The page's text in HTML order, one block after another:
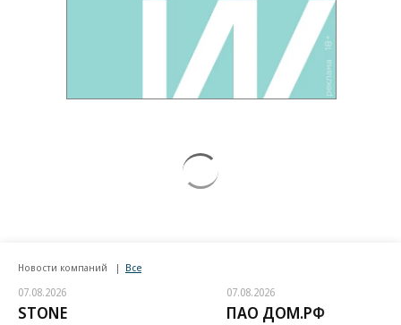
Новости компаний Все
07.08.2026
STONE
07.08.2026
ПАО ДОМ.РФ